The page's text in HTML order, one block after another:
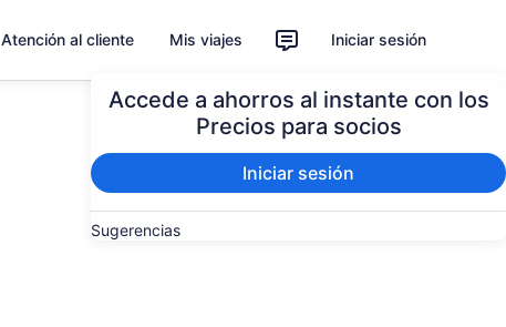
Atención al cliente Mis viajes Iniciar sesión
Accede a ahorros al instante con los
Precios para socios
Iniciar sesión
Sugerencias